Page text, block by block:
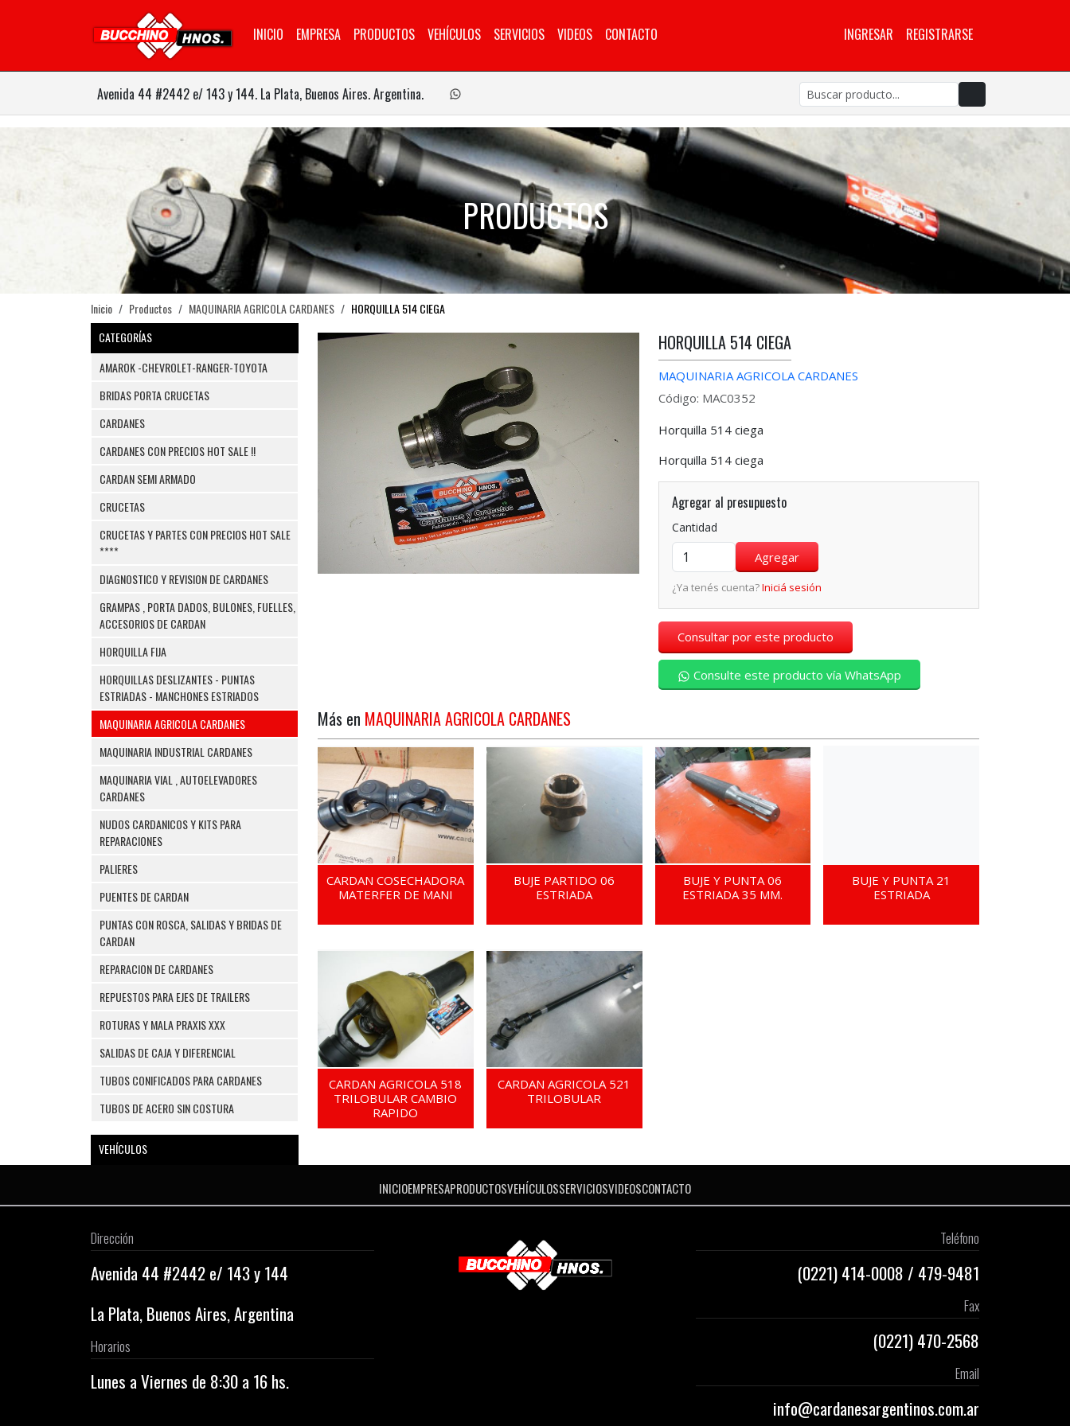
INICIO EMPRESA PRODUCTOS VEHÍCULOS SERVICIOS VIDEOS CONTACTO INGRESAR REGISTRARSE
Avenida 44 #2442 e/ 143 y 144. La Plata, Buenos Aires. Argentina.
PRODUCTOS
Inicio Productos MAQUINARIA AGRICOLA CARDANES
HORQUILLA 514 CIEGA
CATEGORÍAS
AMAROK -CHEVROLET-RANGER-TOYOTA
BRIDAS PORTA CRUCETAS
CARDANES
CARDANES CON PRECIOS HOT SALE !!
CARDAN SEMI ARMADO
CRUCETAS
CRUCETAS Y PARTES CON PRECIOS HOT SALE
****
DIAGNOSTICO Y REVISION DE CARDANES
GRAMPAS , PORTA DADOS, BULONES, FUELLES,
ACCESORIOS DE CARDAN
HORQUILLA FIJA
HORQUILLAS DESLIZANTES - PUNTAS
ESTRIADAS - MANCHONES ESTRIADOS
MAQUINARIA AGRICOLA CARDANES
MAQUINARIA INDUSTRIAL CARDANES
MAQUINARIA VIAL , AUTOELEVADORES
CARDANES
NUDOS CARDANICOS Y KITS PARA
REPARACIONES
PALIERES
PUENTES DE CARDAN
PUNTAS CON ROSCA, SALIDAS Y BRIDAS DE
CARDAN
REPARACION DE CARDANES
REPUESTOS PARA EJES DE TRAILERS
ROTURAS Y MALA PRAXIS XXX
SALIDAS DE CAJA Y DIFERENCIAL
TUBOS CONIFICADOS PARA CARDANES
TUBOS DE ACERO SIN COSTURA
VEHÍCULOS
HORQUILLA 514 CIEGA
MAQUINARIA AGRICOLA CARDANES
Código: MAC0352
Horquilla 514 ciega
Horquilla 514 ciega
Agregar al presupuesto
Cantidad
¿Ya tenés cuenta?Iniciá sesión
Consultar por este producto
Consulte este producto vía WhatsApp
Más en MAQUINARIA AGRICOLA CARDANES
CARDAN COSECHADORA
MATERFER DE MANI
BUJE PARTIDO 06
ESTRIADA
BUJE Y PUNTA 06
ESTRIADA 35 MM.
BUJE Y PUNTA 21
ESTRIADA
CARDAN AGRICOLA 518
TRILOBULAR CAMBIO
RAPIDO
CARDAN AGRICOLA 521
TRILOBULAR
INICIOEMPRESAPRODUCTOSVEHÍCULOSSERVICIOSVIDEOSCONTACTO
Dirección
Avenida 44 #2442 e/ 143 y 144
La Plata, Buenos Aires, Argentina
Horarios
Lunes a Viernes de 8:30 a 16 hs.
Teléfono
(0221)414-0008 / 479-9481
Fax
(0221) 470-2568
Email
info@cardanesargentinos.com.ar